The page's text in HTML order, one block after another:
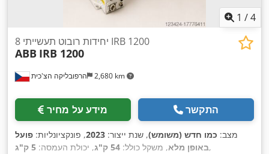
1 /4
הרפובליקה הצ'כית 2,680 km
8 יחידות רובוט תעשייתי IRB 1200
ABB IRB 1200
מידע על מחיר התקשר
מצב: כמו חדש (משומש), שנת ייצור: 2023, פונקציונליות: פועל
באופן מלא, משקל כולל: 54 ק"ג , יכולת העמסה: 5 ק"ג ,